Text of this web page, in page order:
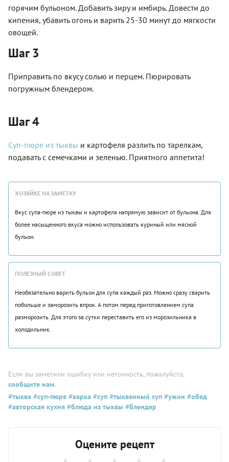
горячим бульоном. Добавить зиру и имбирь. Довести до
кипения, убавить огонь и варить 25-30 минут до мягкости
овощей.
Шаг 3
Приправить по вкусу солью и перцем. Пюрировать
погружным блендером.
Шаг 4
Суп-пюре из тыквы и картофеля разлить по тарелкам,
подавать с семечками и зеленью. Приятного аппетита!
ХОЗЯЙКЕ НА ЗАМЕТКУ
Вкус супа-пюре из тыквы и картофеля напрямую зависит от бульона. Для
более насыщенного вкуса можно использовать куриный или мясной
бульон.
ПОЛЕЗНЫЙ СОВЕТ
Необязательно варить бульон для супа каждый раз. Можно сразу сварить
побольше и заморозить впрок. А потом перед приготовлением супа
разморозить. Для этого за сутки переставить его из морозильника в
холодильник.
Если вы заметили ошибку или неточность, пожалуйста,
сообщите нам.
#тыква #суп-пюре #варка #суп #тыквенный суп #ужин #обед
#авторская кухня #блюда из тыквы #блендер
Оцените рецепт